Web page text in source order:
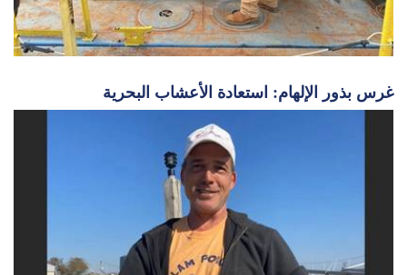
غرس بذور الإلهام: استعادة الأعشاب البحرية